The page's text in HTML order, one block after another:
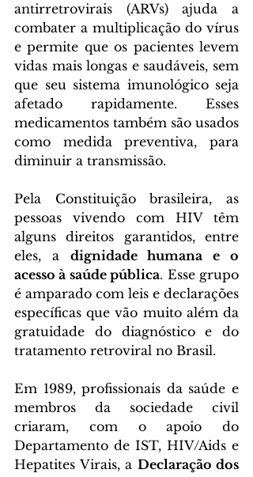
antirretrovirais (ARVs) ajuda a
combater a multiplicação do vírus
e permite que os pacientes levem
vidas mais longas e saudáveis, sem
que seu sistema imunológico seja
afetado rapidamente. Esses
medicamentos também são usados
como medida preventiva, para
diminuir a transmissão.
Pela Constituição brasileira, as
pessoas vivendo com HIV têm
alguns direitos garantidos, entre
eles, a dignidade humana e o
acesso à saúde pública. Esse grupo
é amparado com leis e declarações
específicas que vão muito além da
gratuidade do diagnóstico e do
tratamento retroviral no Brasil.
Em 1989, profissionais da saúde e
membros da sociedade civil
criaram, com o apoio do
Departamento de IST, HIV/Aids e
Hepatites Virais, a Declaração dos